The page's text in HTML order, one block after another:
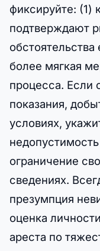
фиксируйте: (1)
подтверждают
более мягкая
процесса. Если
показания,
условиях,
ограничение
сведениях.
презумпция
оценка
ареста по